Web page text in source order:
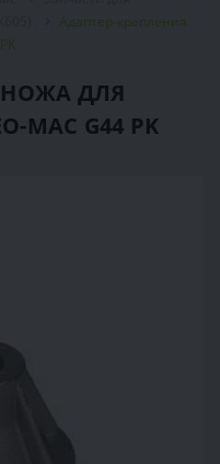
Адаптер-крепления
НОЖА ДЛЯ
MAC G44 PK